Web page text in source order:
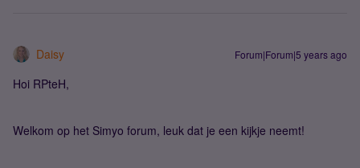
Daisy Forum|Forum|5 years ago
Hoi RPteH,
Welkom op het Simyo forum, leuk dat je een kijkje neemt!